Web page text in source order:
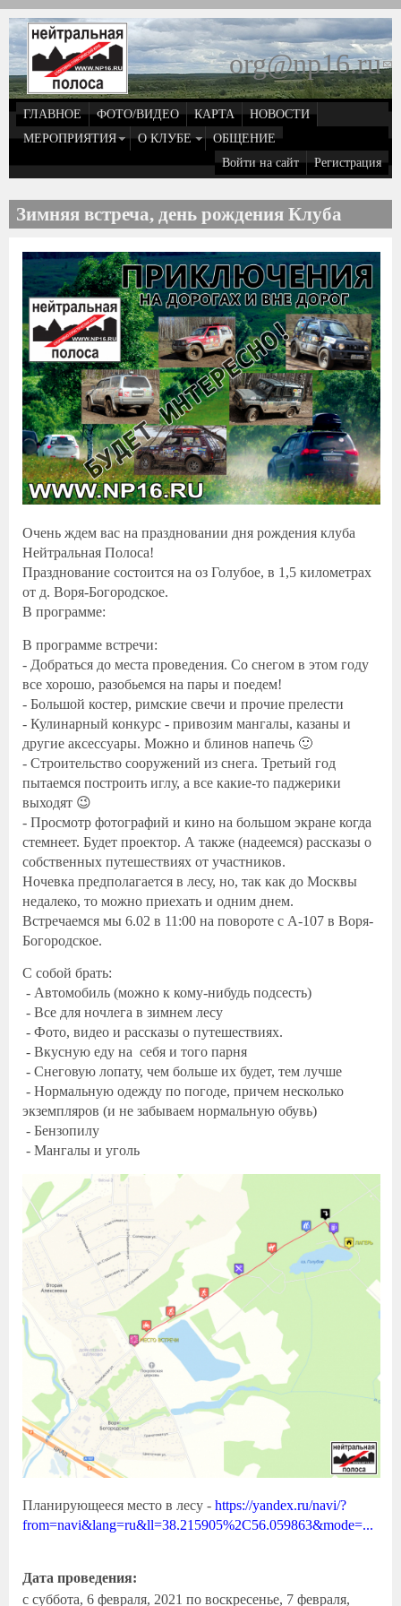
Перейти к основному содержанию
org@np16.ru
ГЛАВНОЕ ФОТО/ВИДЕО КАРТА
НОВОСТИ
МЕРОПРИЯТИЯ
О КЛУБЕ
ОБЩЕНИЕ
Войти на сайт
Регистрация
Зимняя встреча, день рождения Клуба
Очень ждем вас на праздновании дня рождения клуба
Нейтральная Полоса!
Празднование состоится на оз Голубое, в 1,5 километрах
от д. Воря-Богородское.
В программе:
В программе встречи:
- Добраться до места проведения. Со снегом в этом году
все хорошо, разобьемся на пары и поедем!
- Большой костер, римские свечи и прочие прелести
- Кулинарный конкурс - привозим мангалы, казаны и
другие аксессуары. Можно и блинов напечь 🙂
- Строительство сооружений из снега. Третьий год
пытаемся построить иглу, а все какие-то паджерики
выходят 😉
- Просмотр фотографий и кино на большом экране когда
стемнеет. Будет проектор. А также (надеемся) рассказы о
собственных путешествиях от участников.
Ночевка предполагается в лесу, но, так как до Москвы
недалеко, то можно приехать и одним днем.
Встречаемся мы 6.02 в 11:00 на повороте с A-107 в Воря-
Богородское.
С собой брать:
- Автомобиль (можно к кому-нибудь подсесть)
- Все для ночлега в зимнем лесу
- Фото, видео и рассказы о путешествиях.
- Вкусную еду на себя и того парня
- Снеговую лопату, чем больше их будет, тем лучше
- Нормальную одежду по погоде, причем несколько
экземпляров (и не забываем нормальную обувь)
- Бензопилу
- Мангалы и уголь
Планирующееся место в лесу - https://yandex.ru/navi/?
from=navi&lang=ru&ll=38.215905%2C56.059863&mode=...
Дата проведения:
с суббота, 6 февраля, 2021 по воскресенье, 7 февраля,